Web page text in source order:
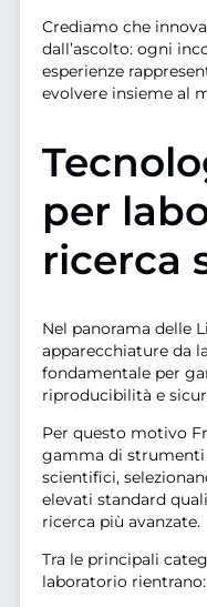
Crediamo che
dall’ascolto: ogni
esperienze
evolvere insieme al
per
ricerca
Nel panorama delle
apparecchiature da
fondamentale per
riproducibilità e
Per questo motivo
gamma di strumenti
scientifici,
elevati standard
ricerca più avanzate.
Tra le principali
laboratorio rientrano: